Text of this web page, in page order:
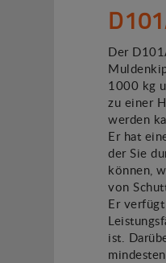
Der
1000 kg
zu einer
werden
Er hat
der Sie
können,
von
Er
ist.